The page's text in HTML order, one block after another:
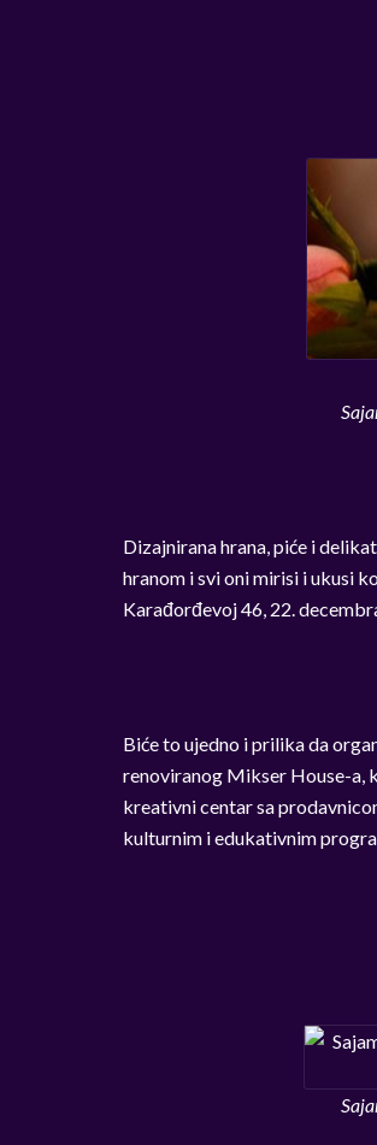
Dizajnirana hrana, piće i
hranom i svi oni mirisi i ukusi
Karađorđevoj 46, 22.
Biće to ujedno i prilika da
renoviranog Mikser House-a,
kreativni centar sa
kulturnim i edukativnim